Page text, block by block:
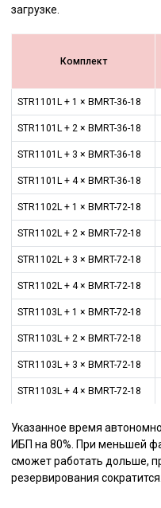
загрузке.
Комплект
STR1101L + 1 × BMRT-36-18
STR1101L + 2 × BMRT-36-18
STR1101L + 3 × BMRT-36-18
STR1101L + 4 × BMRT-36-18
STR1102L + 1 × BMRT-72-18
STR1102L + 2 × BMRT-72-18
STR1102L + 3 × BMRT-72-18
STR1102L + 4 × BMRT-72-18
STR1103L + 1 × BMRT-72-18
STR1103L + 2 × BMRT-72-18
STR1103L + 3 × BMRT-72-18
STR1103L + 4 × BMRT-72-18
Указанное время
ИБП на 80%. При меньшей
сможет работать дольше,
резервирования сократится.